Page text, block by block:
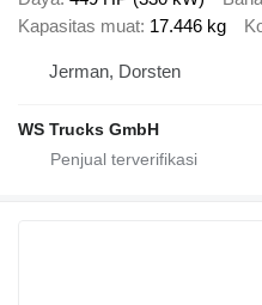
Kapasitas muat 17.446 kg
Jerman, Dorsten
WS Trucks GmbH